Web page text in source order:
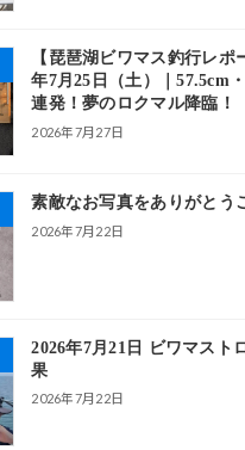
【琵琶湖ビワマス釣行レポ
年7月25日（土）｜57.5cm
連発！夢のロクマル降臨！
2026年7月27日
素敵なお写真をありがとう
2026年7月22日
2026年7月21日 ビワマスト
果
2026年7月22日